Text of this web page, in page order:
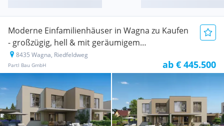
Moderne Einfamilienhäuser in Wagna zu Kaufen
- großzügig, hell & mit geräumigem
Eigengarten!
Neubauprojekt
8435 Wagna, Riedfeldweg
Partl Bau GmbH ab € 445.500